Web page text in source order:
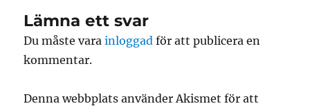
Lämna ett svar
Du måste varainloggad för att publicera en
kommentar.
Denna webbplats använder Akismet för att